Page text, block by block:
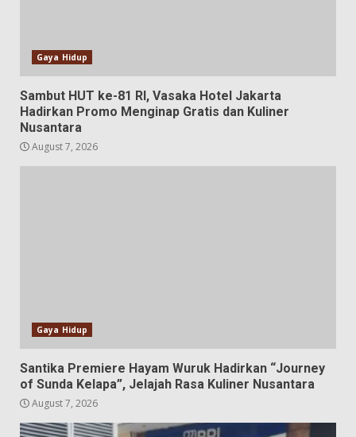
Gaya Hidup
Sambut HUT ke-81 RI, Vasaka Hotel Jakarta
Hadirkan Promo Menginap Gratis dan Kuliner
Nusantara
August 7, 2026
Gaya Hidup
Santika Premiere Hayam Wuruk Hadirkan “Journey
of Sunda Kelapa”, Jelajah Rasa Kuliner Nusantara
August 7, 2026